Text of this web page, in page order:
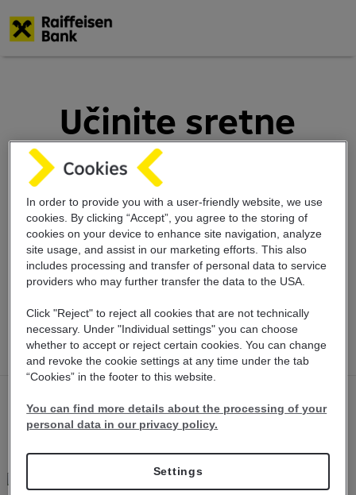
Učinite sretne
dobitke mogućim
korištenjem
Raiffeisen
Mobilnog
Bankarstva
In order to provide you with a user-friendly website, we use
cookies. By clicking “Accept”, you agree to the storing of
cookies on your device to enhance site navigation, analyze
site usage, and assist in our marketing efforts. This also
includes processing and transfer of personal datato service
providers who may further transfer thedata to the USA.
Click "Reject" to reject all cookies that are not technically
necessary. Under "Individual settings" you can choose
whether to accept or reject certain cookies. You can change
and revoke the cookie settings at any time under the tab
“Cookies” in the footer to this website.
You can find more details about the processing of your
personal data in our privacy policy.
Settings